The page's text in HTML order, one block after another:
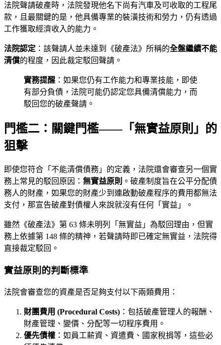
法院聲請破產時，法院發現他名下尚有汽車及可收取的工程尾
款，且最關鍵的是，他具備專業的裝潢技術和勞力，仍有透過
工作獲取經濟收入的能力。
法院認定 ：該聲請人並未達到《破產法》所稱的全盤繼續不能
清償的程度，因此裁定駁回聲請。
實務提醒 ：如果您仍有工作能力和專業技能，即使
有部分負債，法院可能仍認定您具備清償能力，而
駁回您的破產聲請。
門檻二：關鍵門檻——「無實益原則」的
狙擊
即使您符合「不能清償債務」的定義，法院還會審查另一個實
務上常見的駁回原因： 無實益原則 。破產制度旨在公平分配債
務人的財產，如果您的財產少到連啟動破產程序的費用都無法
支付，那宣告破產對債權人來說就沒有任何「實益」。
雖然《破產法》第 63 條未明列「無實益」為駁回理由，但實
務上依據第 148 條的精神，若聲請時即已確定無實益，法院得
直接裁定駁回。
實益原則的判斷標準
法院會審查您的資產是否足夠支付以下兩類費用：
財團費用 (Procedural Costs) ：包括破產管理人的報酬、
財產管理、變價、分配等一切程序費用。
優先債權 ：如員工薪資、資遣費、國家稅捐等，這些必